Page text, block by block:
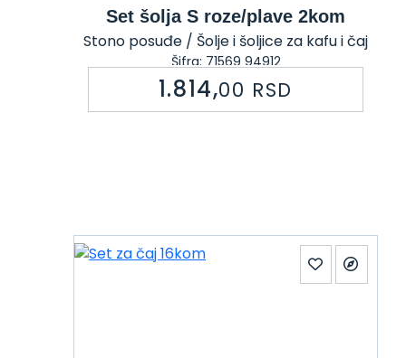
Set šolja S roze/plave 2kom
Stono posuđe / Šolje i šoljice za kafu i čaj
Šifra: 71569 94912
1.814,00 RSD